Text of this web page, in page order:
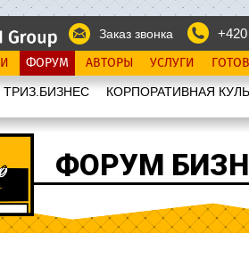
Заказ звонка
ФОРУМ АВТОРЫ УСЛУГИ
ТРИЗ.БИЗНЕС КОРПОРАТИВНАЯ
ФОРУМ